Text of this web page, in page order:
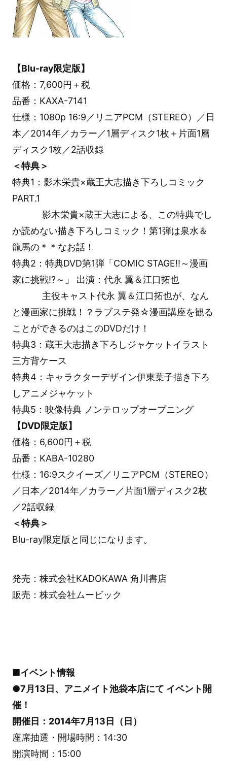
【Blu-ray限定版】
価格：7,600円＋税
品番：KAXA-7141
仕様：1080p 16:9／リニアPCM（STEREO）／日
本／2014年／カラー／1層ディスク1枚＋片面1層
ディスク1枚／2話収録
＜特典＞
特典1：影木栄貴×蔵王大志描き下ろしコミック
PART.1
影木栄貴×蔵王大志による、この特典でし
か読めない描き下ろしコミック！第1弾は泉水＆
龍馬の＊＊なお話！
特典2：特典DVD第1弾「COMIC STAGE!!～漫画
家に挑戦!?～」 出演：代永 翼＆江口拓也
主役キャスト代永 翼＆江口拓也が、なん
と漫画家に挑戦！？ラブステ発☆漫画講座を観る
ことができるのはこのDVDだけ！
特典3：蔵王大志描き下ろしジャケットイラスト
三方背ケース
特典4：キャラクターデザイン伊東葉子描き下ろ
しアニメジャケット
特典5：映像特典 ノンテロップオープニング
【DVD限定版】
価格：6,600円＋税
品番：KABA-10280
仕様：16:9スクイーズ／リニアPCM（STEREO）
／日本／2014年／カラー／片面1層ディスク2枚
／2話収録
＜特典＞
Blu-ray限定版と同じになります。
発売：株式会社KADOKAWA 角川書店
販売：株式会社ムービック
■イベント情報
●7月13日、アニメイト池袋本店にて イベント開
催！
開催日：2014年7月13日（日）
座席抽選・開場時間：14:30
開演時間：15:00